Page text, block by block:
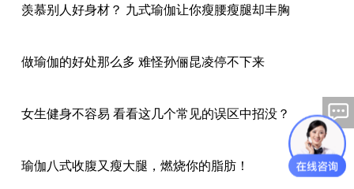
羡慕别人好身材？ 九式瑜伽让你瘦腰瘦腿却丰胸
做瑜伽的好处那么多 难怪孙俪昆凌停不下来
女生健身不容易 看看这几个常见的误区中招没？
瑜伽八式收腹又瘦大腿，燃烧你的脂肪！